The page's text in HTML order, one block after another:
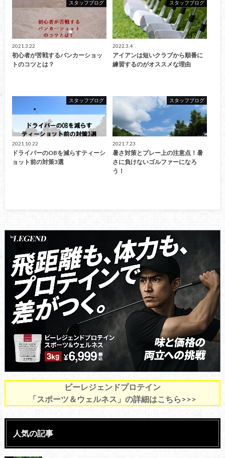
スタッフブログ
2021.3.22
初心者が苦戦するバンカーショッ
トのコツとは？
スタッフブログ
2022.3.4
アイアンは短いクラブから順番に
練習するのがオススメな理由
スタッフブログ
2021.10.22
ドライバーのOBを減らすティーシ
ョット前の対策3選
スタッフブログ
2021.7.23
暑さ対策とプレー上の注意点！暑
さに負けないゴルファーになろ
う！
ビーレジェンドプロテイン
「スポーツ＆ウェルネス」の詳細はこちら>>>
人気の記事